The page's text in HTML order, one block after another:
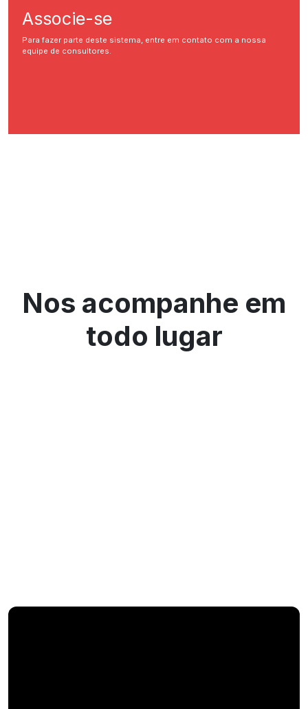
Associe-se
Para fazer parte deste sistema, entre em contato com a nossa
equipe de consultores.
Nos acompanhe em
todo lugar